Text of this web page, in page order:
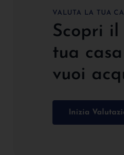
VALUTA LA TUA
Scopri il
tua
vuoi
Inizia